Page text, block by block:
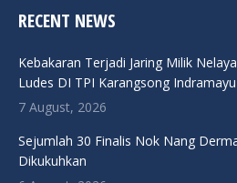
RECENT NEWS
Kebakaran Terjadi Jaring Milik
Ludes DI TPI Karangsong Indramayu
7 August, 2026
Sejumlah 30 Finalis Nok Nang
Dikukuhkan